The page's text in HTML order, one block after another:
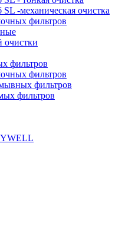
-механическая очистка
фильтров
очистки
фильтров
фильтров
фильтров
фильтров